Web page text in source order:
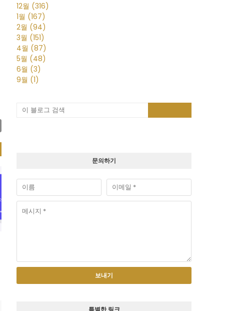
12월 (316)
1월 (167)
2월 (94)
3월 (151)
4월 (87)
5월 (48)
6월 (3)
9월 (1)
문의하기